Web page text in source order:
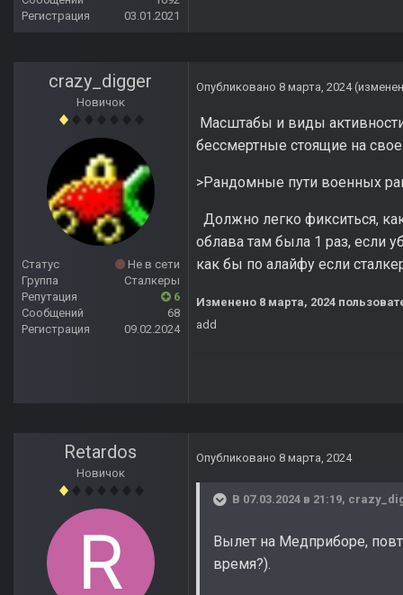
Регистрация
03.01.2021
crazy_digger
Новичок
Статус
Не в сети
Группа
Сталкеры
Репутация
6
Сообщений
68
Регистрация
09.02.2024
Опубликовано 8 марта, 2024
Масштабы и виды
бессмертные стоящие на
>Рандомные пути военных
Должно легко фикситься,
облава там была 1 раз, если
как бы по алайфу если
Изменено 8 марта, 2024
add
Retardos
Новичок
Опубликовано 8 марта, 2024
В 07.03.2024 в 21:19,
Вылет на Медприборе,
время?).